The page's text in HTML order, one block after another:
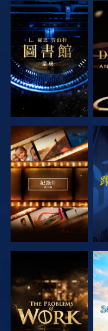
探索系列節目
探索系列節目
探索系列節目